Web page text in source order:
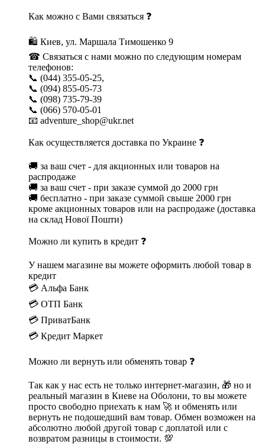
Как можно с Вами связаться ❓
🛍 Киев, ул. Маршала Тимошенко 9
☎ Связаться с нами можно по следующим номерам
телефонов:
📞 (044) 355-05-25,
📞 (094) 855-05-73
📞 (098) 735-79-39
📞 (066) 570-05-01
📧 adventure_shop@ukr.net
Как осуществляется доставка по Украине ❓
🚚 за ваш счет - для акционных или товаров на
распродаже
🚚 за ваш счет - при заказе суммой до 2000 грн
🚚 бесплатно - при заказе суммой свыше 2000 грн
кроме акционных товаров или на распродаже (доставка
на склад Нової Пошти)
Можно ли купить в кредит ❓
У нашем магазине вы можете оформить любой товар в
кредит
💳 Альфа Банк
💳 ОТП Банк
💳 ПриватБанк
💳 Кредит Маркет
Можно ли вернуть или обменять товар ❓
Так как у нас есть не только интернет-магазин, 🎁 но и
реальный магазин в Киеве на Оболони, то вы можете
просто свободно приехать к нам 🚀 и обменять или
вернуть не подошедший вам товар. Обмен возможен на
абсолютно любой другой товар с доплатой или с
возвратом разницы в стоимости. 💯